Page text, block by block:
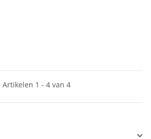
Artikelen 1 - 4 van 4